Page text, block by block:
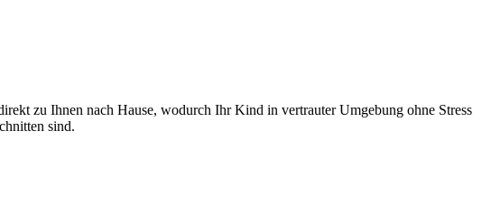
zu Ihnen nach Hause, wodurch Ihr Kind in vertrauter Umgebung ohne Stress
sind.